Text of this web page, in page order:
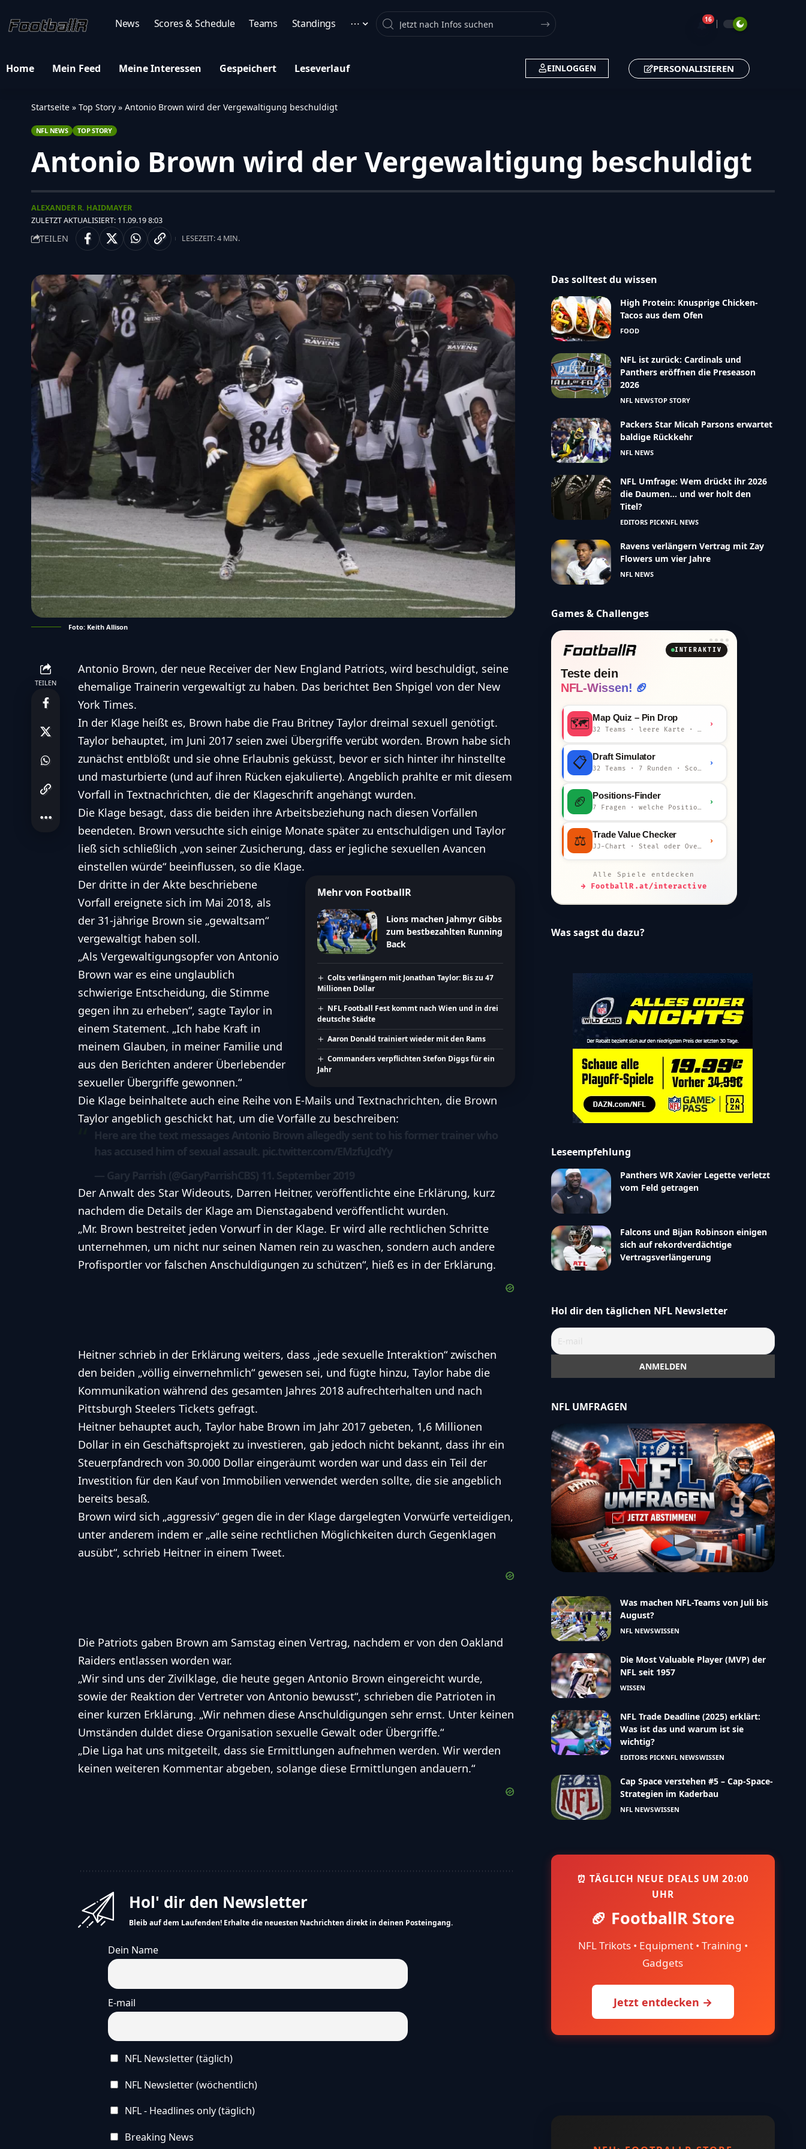
News Scores & Schedule Teams Standings ⋯ Search 🔔16
Home Mein Feed Meine Interessen Gespeichert Leseverlauf EINLOGGEN PERSONALISIEREN
Startseite » Top Story » Antonio Brown wird der Vergewaltigung beschuldigt
NFL NEWS TOP STORY
Antonio Brown wird der Vergewaltigung beschuldigt
ZULETZT AKTUALISIERT: 11.09.19 8:03
ALEXANDER R. HAIDMAYER
TEILEN LESEZEIT: 4 MIN.
Foto: Keith Allison
TEILEN
Antonio Brown, der neue Receiver der New England Patriots, wird beschuldigt, seine
ehemalige Trainerin vergewaltigt zu haben. Das berichtet Ben Shpigel von der New
York Times.
In der Klage heißt es, Brown habe die Frau Britney Taylor dreimal sexuell genötigt.
Taylor behauptet, im Juni 2017 seien zwei Übergriffe verübt worden. Brown habe sich
zunächst entblößt und sie ohne Erlaubnis geküsst, bevor er sich hinter ihr hinstellte
und masturbierte (und auf ihren Rücken ejakulierte). Angeblich prahlte er mit diesem
Vorfall in Textnachrichten, die der Klageschrift angehängt wurden.
Die Klage besagt, dass die beiden ihre Arbeitsbeziehung nach diesen Vorfällen
beendeten. Brown versuchte sich einige Monate später zu entschuldigen und Taylor
ließ sich schließlich „von seiner Zusicherung, dass er jegliche sexuellen Avancen
einstellen würde“ beeinflussen, so die Klage.
Mehr von FootballR
Lions machen Jahmyr Gibbs
zum bestbezahlten Running
Back
Colts verlängern mit Jonathan Taylor: Bis zu 47
Millionen Dollar
NFL Football Fest kommt nach Wien und in drei
deutsche Städte
Aaron Donald trainiert wieder mit den Rams
Commanders verpflichten Stefon Diggs für ein
Jahr
Der dritte in der Akte beschriebene
Vorfall ereignete sich im Mai 2018, als
der 31-jährige Brown sie „gewaltsam“
vergewaltigt haben soll.
„Als Vergewaltigungsopfer von Antonio
Brown war es eine unglaublich
schwierige Entscheidung, die Stimme
gegen ihn zu erheben“, sagte Taylor in
einem Statement. „Ich habe Kraft in
meinem Glauben, in meiner Familie und
aus den Berichten anderer Überlebender
sexueller Übergriffe gewonnen.“
Die Klage beinhaltete auch eine Reihe von E-Mails und Textnachrichten, die Brown
Taylor angeblich geschickt hat, um die Vorfälle zu beschreiben:
Der Anwalt des Star Wideouts, Darren Heitner, veröffentlichte eine Erklärung, kurz
nachdem die Details der Klage am Dienstagabend veröffentlicht wurden.
„Mr. Brown bestreitet jeden Vorwurf in der Klage. Er wird alle rechtlichen Schritte
unternehmen, um nicht nur seinen Namen rein zu waschen, sondern auch andere
Profisportler vor falschen Anschuldigungen zu schützen“, hieß es in der Erklärung.
Heitner schrieb in der Erklärung weiters, dass „jede sexuelle Interaktion“ zwischen
den beiden „völlig einvernehmlich“ gewesen sei, und fügte hinzu, Taylor habe die
Kommunikation während des gesamten Jahres 2018 aufrechterhalten und nach
Pittsburgh Steelers Tickets gefragt.
Heitner behauptet auch, Taylor habe Brown im Jahr 2017 gebeten, 1,6 Millionen
Dollar in ein Geschäftsprojekt zu investieren, gab jedoch nicht bekannt, dass ihr ein
Steuerpfandrech von 30.000 Dollar eingeräumt worden war und dass ein Teil der
Investition für den Kauf von Immobilien verwendet werden sollte, die sie angeblich
bereits besaß.
Brown wird sich „aggressiv“ gegen die in der Klage dargelegten Vorwürfe verteidigen,
unter anderem indem er „alle seine rechtlichen Möglichkeiten durch Gegenklagen
ausübt“, schrieb Heitner in einem Tweet.
Die Patriots gaben Brown am Samstag einen Vertrag, nachdem er von den Oakland
Raiders entlassen worden war.
„Wir sind uns der Zivilklage, die heute gegen Antonio Brown eingereicht wurde,
sowie der Reaktion der Vertreter von Antonio bewusst“, schrieben die Patrioten in
einer kurzen Erklärung. „Wir nehmen diese Anschuldigungen sehr ernst. Unter keinen
Umständen duldet diese Organisation sexuelle Gewalt oder Übergriffe.“
„Die Liga hat uns mitgeteilt, dass sie Ermittlungen aufnehmen werden. Wir werden
keinen weiteren Kommentar abgeben, solange diese Ermittlungen andauern.“
Hol' dir den Newsletter
Bleib auf dem Laufenden! Erhalte die neuesten Nachrichten direkt in deinen Posteingang.
Dein Name
E-mail
NFL Newsletter (täglich)
NFL Newsletter (wöchentlich)
NFL - Headlines only (täglich)
Breaking News
Das solltest du wissen
High Protein: Knusprige Chicken-
Tacos aus dem Ofen
FOOD
NFL ist zurück: Cardinals und
Panthers eröffnen die Preseason
2026
NFL NEWSTOP STORY
Packers Star Micah Parsons erwartet
baldige Rückkehr
NFL NEWS
NFL Umfrage: Wem drückt ihr 2026
die Daumen… und wer holt den
Titel?
EDITORS PICKNFL NEWS
Ravens verlängern Vertrag mit Zay
Flowers um vier Jahre
NFL NEWS
Games & Challenges
INTERAKTIV
Teste dein
NFL-Wissen! 🏈
🗺️ Map Quiz – Pin Drop
32 Teams · leere Karte · km-Wertung
›
📋 Draft Simulator
32 Teams · 7 Runden · Scout-Kommentar
›
🏈 Positions-Finder
7 Fragen · welche Position bist du?
›
⚖️ Trade Value Checker
JJ-Chart · Steal oder Overpay?
›
Alle Spiele entdecken
→ FootballR.at/interactive
Was sagst du dazu?
Leseempfehlung
Panthers WR Xavier Legette verletzt
vom Feld getragen
Falcons und Bijan Robinson einigen
sich auf rekordverdächtige
Vertragsverlängerung
Hol dir den täglichen NFL Newsletter
NFL UMFRAGEN
Was machen NFL-Teams von Juli bis
August?
NFL NEWSWISSEN
Die Most Valuable Player (MVP) der
NFL seit 1957
WISSEN
NFL Trade Deadline (2025) erklärt:
Was ist das und warum ist sie
wichtig?
EDITORS PICKNFL NEWSWISSEN
Cap Space verstehen #5 – Cap-Space-
Strategien im Kaderbau
NFL NEWSWISSEN
⏰ TÄGLICH NEUE DEALS UM 20:00
UHR
🏈 FootballR Store
NFL Trikots • Equipment • Training •
Gadgets
Jetzt entdecken →